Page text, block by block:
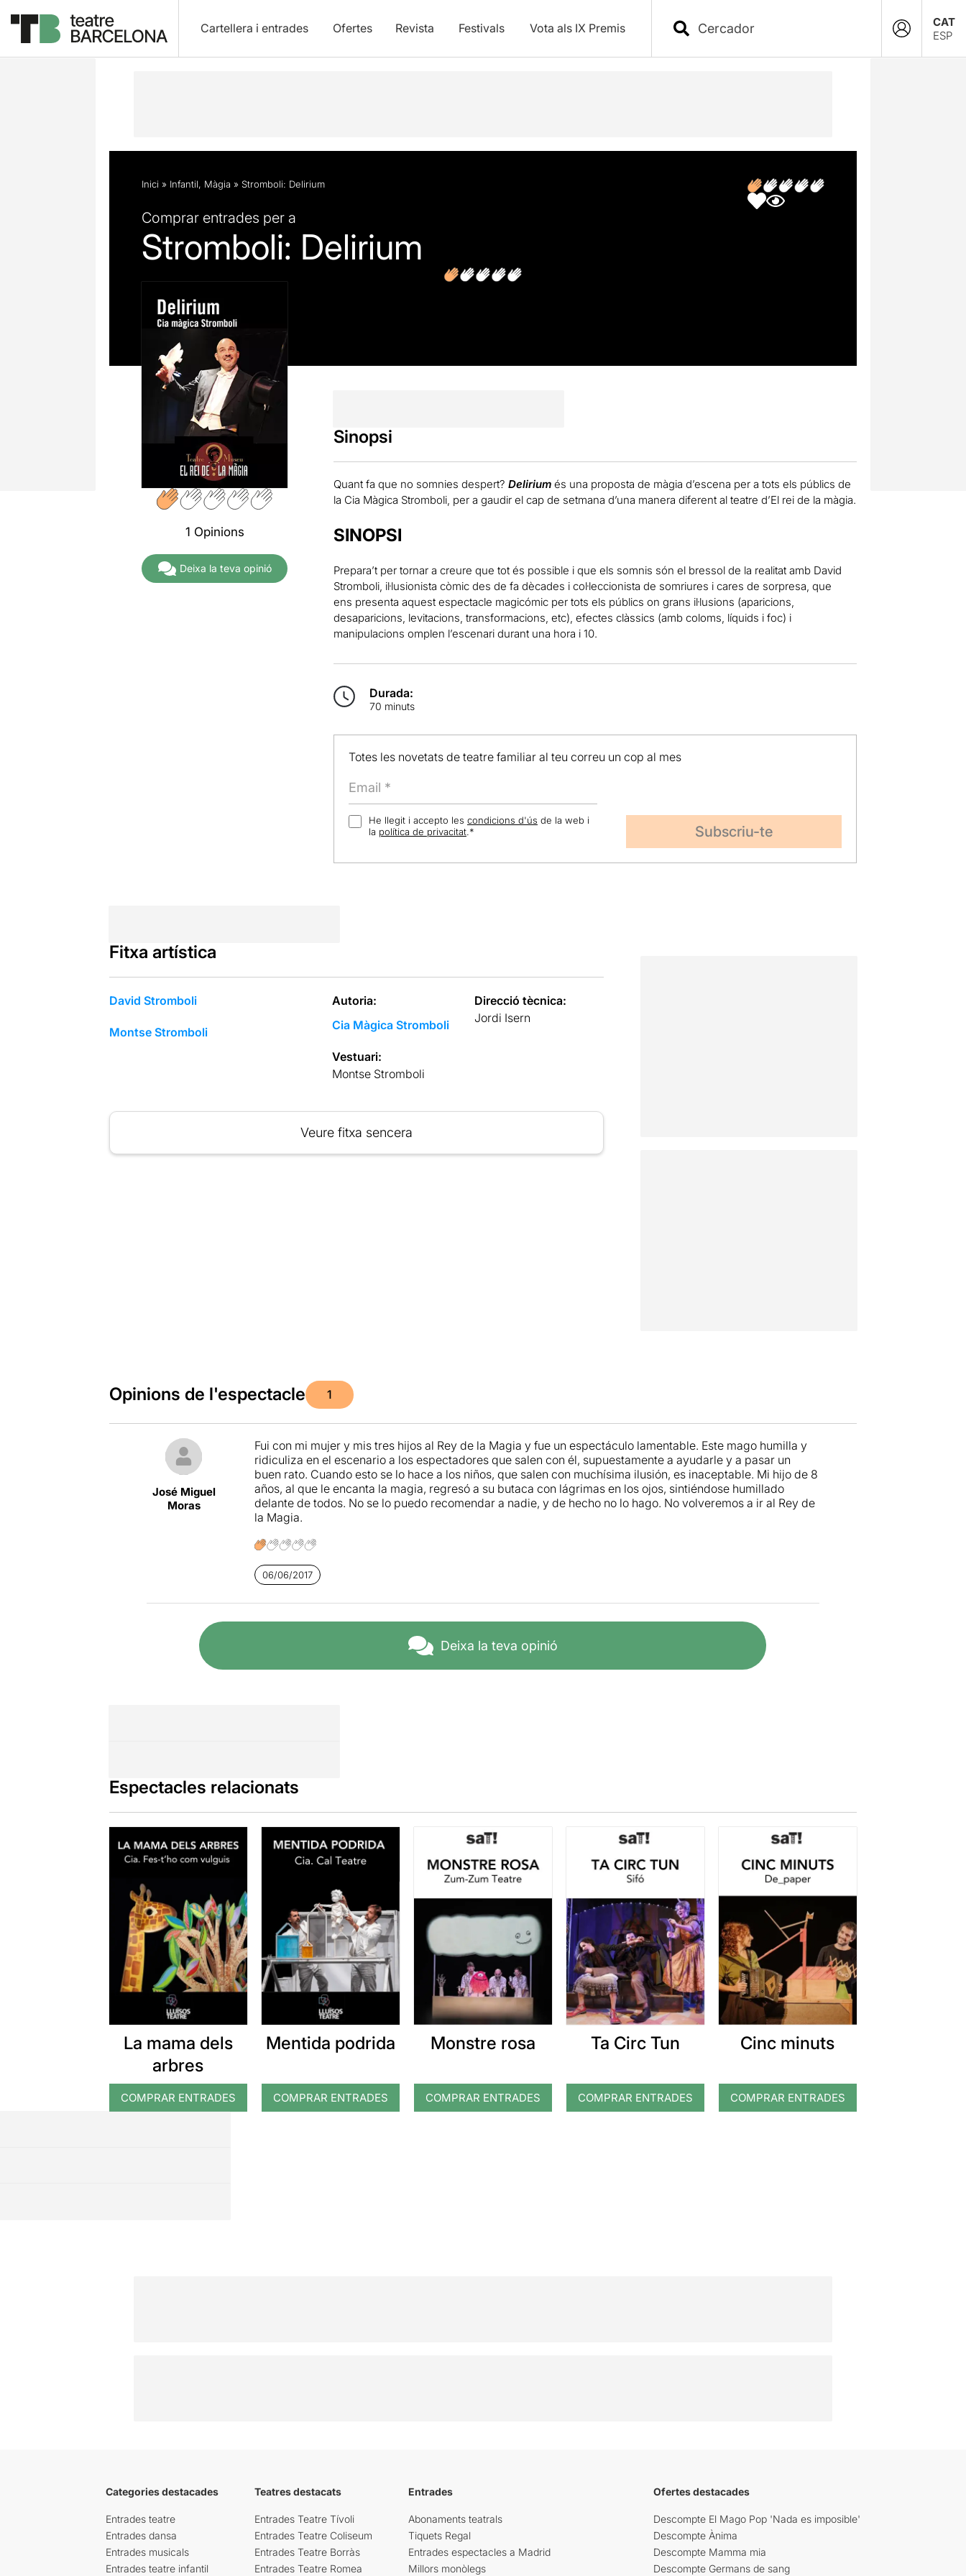
Cartellera i entrades Ofertes Revista Festivals Vota als IX Premis
CAT
ESP
Descripció Fitxa artística Opinions
Inici » Infantil, Màgia » Stromboli: Delirium
Comprar entrades per a
Stromboli: Delirium
1 Opinions
Deixa la teva opinió
Sinopsi
Quant fa que no somnies despert? Deliriumés una proposta de màgia d’escena per a tots els públics de
la Cia Màgica Stromboli, per a gaudir el cap de setmana d’una manera diferent al teatre d’El rei de la màgia.
SINOPSI
Prepara’t per tornar a creure que tot és possible i que els somnis són el bressol de la realitat amb David
Stromboli, il·lusionista còmic des de fa dècades i col·leccionista de somriures i cares de sorpresa, que
ens presenta aquest espectacle magicómic per tots els públics on grans il·lusions (aparicions,
desaparicions, levitacions, transformacions, etc), efectes clàssics (amb coloms, líquids i foc) i
manipulacions omplen l’escenari durant una hora i 10.
Durada:
70 minuts
Totes les novetats de teatre familiar al teu correu un cop al mes
He llegit i accepto les condicions d'ús de la web i
la política de privacitat.*
Fitxa artística
David Stromboli
Montse Stromboli
Autoria:
Cia Màgica Stromboli
Direcció tècnica:
Jordi Isern
Vestuari:
Montse Stromboli
Veure fitxa sencera
Opinions de l'espectacle 1
José Miguel
Moras
Fui con mi mujer y mis tres hijos al Rey de la Magia y fue un espectáculo lamentable. Este mago humilla y
ridiculiza en el escenario a los espectadores que salen con él, supuestamente a ayudarle y a pasar un
buen rato. Cuando esto se lo hace a los niños, que salen con muchísima ilusión, es inaceptable. Mi hijo de 8
años, al que le encanta la magia, regresó a su butaca con lágrimas en los ojos, sintiéndose humillado
delante de todos. No se lo puedo recomendar a nadie, y de hecho no lo hago. No volveremos a ir al Rey de
la Magia.
06/06/2017
Deixa la teva opinió
Espectacles relacionats
La mama dels
arbres
COMPRAR ENTRADES
Mentida podrida
COMPRAR ENTRADES
Monstre rosa
COMPRAR ENTRADES
Ta Circ Tun
COMPRAR ENTRADES
Cinc minuts
COMPRAR ENTRADES
Categories destacades
Entrades teatre
Entrades dansa
Entrades musicals
Entrades teatre infantil
Teatres destacats
Entrades Teatre Tívoli
Entrades Teatre Coliseum
Entrades Teatre Borràs
Entrades Teatre Romea
Entrades
Abonaments teatrals
Tiquets Regal
Entrades espectacles a Madrid
Millors monòlegs
Ofertes destacades
Descompte El Mago Pop 'Nada es imposible'
Descompte Ànima
Descompte Mamma mia
Descompte Germans de sang